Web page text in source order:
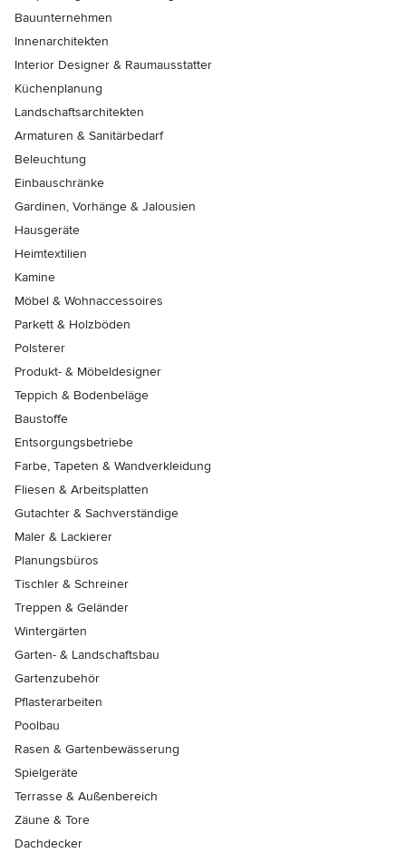
Bauunternehmen
Innenarchitekten
Interior Designer & Raumausstatter
Küchenplanung
Landschaftsarchitekten
Armaturen & Sanitärbedarf
Beleuchtung
Einbauschränke
Gardinen, Vorhänge & Jalousien
Hausgeräte
Heimtextilien
Kamine
Möbel & Wohnaccessoires
Parkett & Holzböden
Polsterer
Produkt- & Möbeldesigner
Teppich & Bodenbeläge
Baustoffe
Entsorgungsbetriebe
Farbe, Tapeten & Wandverkleidung
Fliesen & Arbeitsplatten
Gutachter & Sachverständige
Maler & Lackierer
Planungsbüros
Tischler & Schreiner
Treppen & Geländer
Wintergärten
Garten- & Landschaftsbau
Gartenzubehör
Pflasterarbeiten
Poolbau
Rasen & Gartenbewässerung
Spielgeräte
Terrasse & Außenbereich
Zäune & Tore
Dachdecker